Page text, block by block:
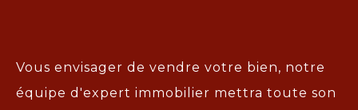
Vous envisager de vendre votre bien, notre
équipe d'expert immobilier mettra toute son